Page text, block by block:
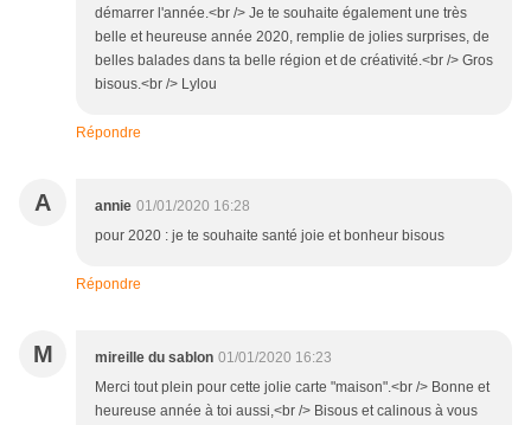
démarrer l'année.<br /> Je te souhaite également une très
belle et heureuse année 2020, remplie de jolies surprises, de
belles balades dans ta belle région et de créativité.<br /> Gros
bisous.<br /> Lylou
Répondre
A annie 01/01/2020 16:28
pour 2020 : je te souhaite santé joie et bonheur bisous
Répondre
M mireille du sablon 01/01/2020 16:23
Merci tout plein pour cette jolie carte "maison".<br /> Bonne et
heureuse année à toi aussi,<br /> Bisous et calinous à vous